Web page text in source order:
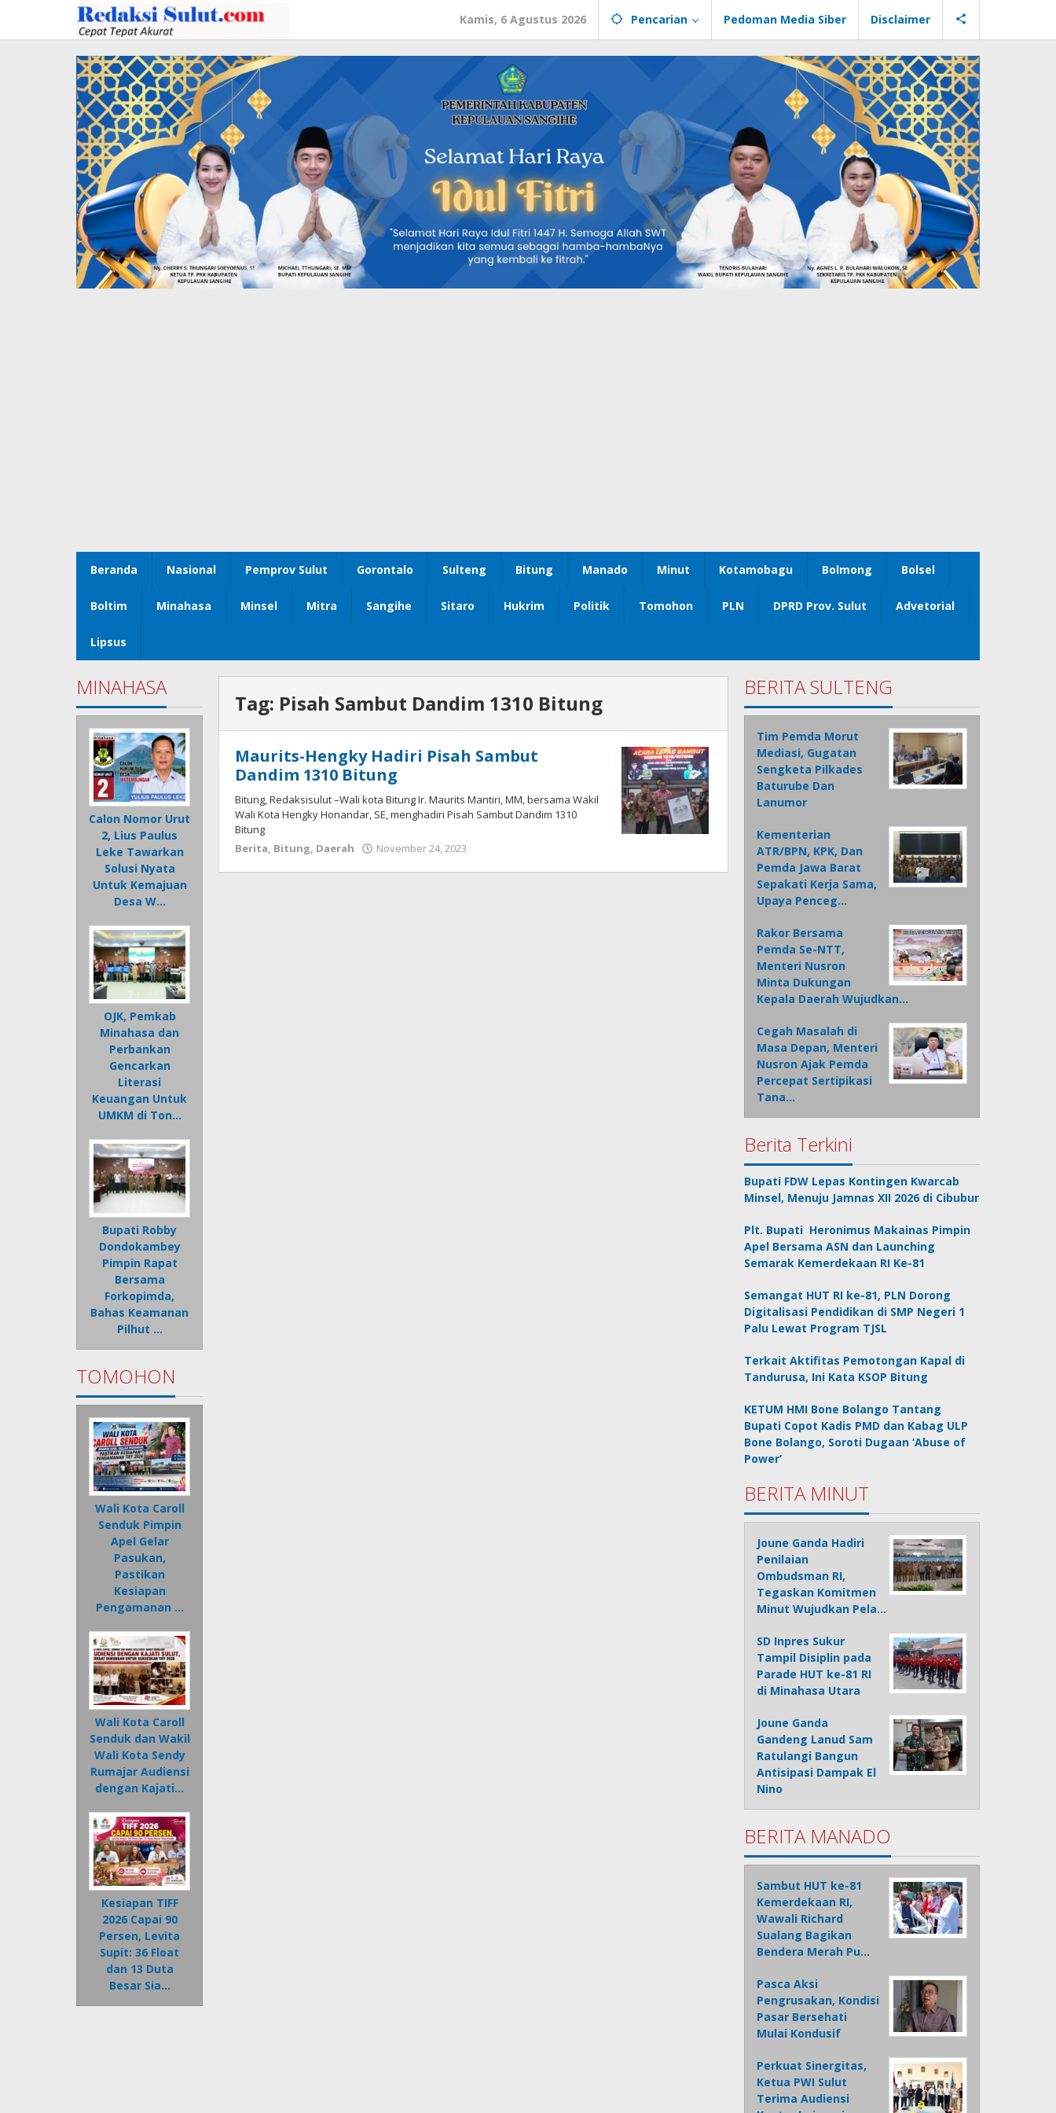
konten
Kamis, 6 Agustus 2026 Pencarian Pedoman Media Siber Disclaimer
Beranda Nasional Pemprov Sulut Gorontalo Sulteng Bitung Manado Minut Kotamobagu Bolmong Bolsel
Boltim Minahasa Minsel Mitra Sangihe Sitaro Hukrim Politik Tomohon PLN DPRD Prov. Sulut Advetorial
Lipsus
MINAHASA
Calon Nomor Urut
2, Lius Paulus
Leke Tawarkan
Solusi Nyata
Untuk Kemajuan
Desa W…
OJK, Pemkab
Minahasa dan
Perbankan
Gencarkan
Literasi
Keuangan Untuk
UMKM di Ton…
Bupati Robby
Dondokambey
Pimpin Rapat
Bersama
Forkopimda,
Bahas Keamanan
Pilhut …
TOMOHON
Wali Kota Caroll
Senduk Pimpin
Apel Gelar
Pasukan,
Pastikan
Kesiapan
Pengamanan …
Wali Kota Caroll
Senduk dan Wakil
Wali Kota Sendy
Rumajar Audiensi
dengan Kajati…
Kesiapan TIFF
2026 Capai 90
Persen, Levita
Supit: 36 Float
dan 13 Duta
Besar Sia…
Tag: Pisah Sambut Dandim 1310 Bitung
Maurits-Hengky Hadiri Pisah Sambut
Dandim 1310 Bitung
Bitung, Redaksisulut –Wali kota Bitung Ir. Maurits Mantiri, MM, bersama Wakil
Wali Kota Hengky Honandar, SE, menghadiri Pisah Sambut Dandim 1310
Bitung
Berita, Bitung, Daerah November 24, 2023
BERITA SULTENG
Tim Pemda Morut
Mediasi, Gugatan
Sengketa Pilkades
Baturube Dan
Lanumor
Kementerian
ATR/BPN, KPK, Dan
Pemda Jawa Barat
Sepakati Kerja Sama,
Upaya Penceg…
Rakor Bersama
Pemda Se-NTT,
Menteri Nusron
Minta Dukungan
Kepala Daerah Wujudkan…
Cegah Masalah di
Masa Depan, Menteri
Nusron Ajak Pemda
Percepat Sertipikasi
Tana…
Berita Terkini
Bupati FDW Lepas Kontingen Kwarcab
Minsel, Menuju Jamnas XII 2026 di Cibubur
Plt. Bupati Heronimus Makainas Pimpin
Apel Bersama ASN dan Launching
Semarak Kemerdekaan RI Ke-81
Semangat HUT RI ke-81, PLN Dorong
Digitalisasi Pendidikan di SMP Negeri 1
Palu Lewat Program TJSL
Terkait Aktifitas Pemotongan Kapal di
Tandurusa, Ini Kata KSOP Bitung
KETUM HMI Bone Bolango Tantang
Bupati Copot Kadis PMD dan Kabag ULP
Bone Bolango, Soroti Dugaan ‘Abuse of
Power’
BERITA MINUT
Joune Ganda Hadiri
Penilaian
Ombudsman RI,
Tegaskan Komitmen
Minut Wujudkan Pela…
SD Inpres Sukur
Tampil Disiplin pada
Parade HUT ke-81 RI
di Minahasa Utara
Joune Ganda
Gandeng Lanud Sam
Ratulangi Bangun
Antisipasi Dampak El
Nino
BERITA MANADO
Sambut HUT ke-81
Kemerdekaan RI,
Wawali Richard
Sualang Bagikan
Bendera Merah Pu…
Pasca Aksi
Pengrusakan, Kondisi
Pasar Bersehati
Mulai Kondusif
Perkuat Sinergitas,
Ketua PWI Sulut
Terima Audiensi